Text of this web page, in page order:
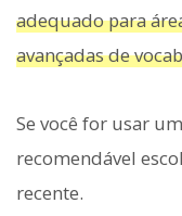
adequado para
avançadas de
Se você for usar
recomendável
recente.